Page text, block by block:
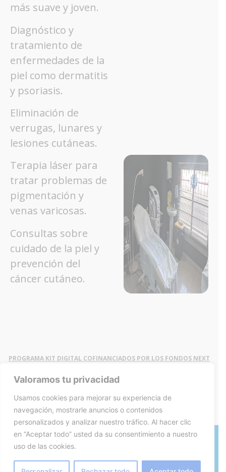
Valoramos tu privacidad
Usamos cookies para mejorar su experiencia de
navegación, mostrarle anuncios o contenidos
personalizados y analizar nuestro tráfico. Al hacer clic
en “Aceptar todo” usted da su consentimiento a nuestro
uso de las cookies.
más suave y joven.
Diagnóstico y
tratamiento de
enfermedades de la
piel como dermatitis
y psoriasis.
Eliminación de
verrugas, lunares y
lesiones cutáneas.
Terapia láser para
tratar problemas de
pigmentación y
venas varicosas.
Consultas sobre
cuidado de la piel y
prevención del
cáncer cutáneo.
PROGRAMA KIT DIGITAL COFINANCIADOS POR LOS FONDOS NEXT
RESILENCIA
Política de privacidad Política de cookies